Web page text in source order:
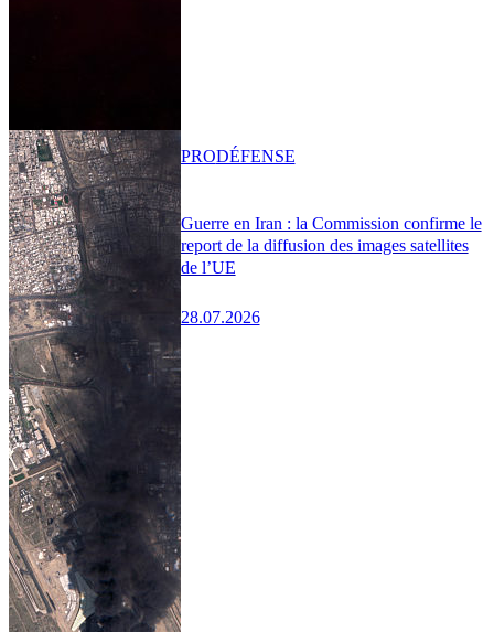
Guerre en Iran : la Commission confirme le
report de la diffusion des images satellites
de l’UE
28.07.2026
PRODÉFENSE